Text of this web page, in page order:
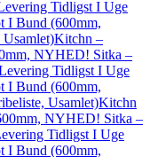
Tidligst I Uge
I Bund (600mm,
Kitchn –
NYHED! Sitka –
Tidligst I Uge
I Bund (600mm,
Usamlet)Kitchn
NYHED! Sitka –
Tidligst I Uge
I Bund (600mm,